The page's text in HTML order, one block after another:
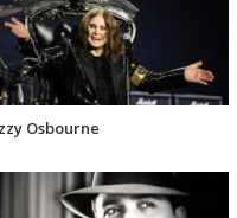
Osbourne